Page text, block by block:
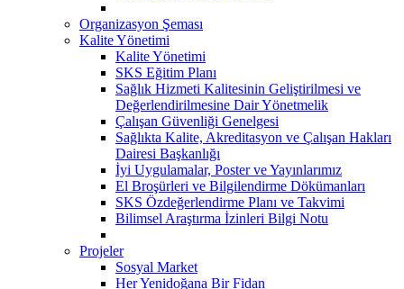
Organizasyon Şeması
Kalite Yönetimi
Kalite Yönetimi
SKS Eğitim Planı
Sağlık Hizmeti Kalitesinin Geliştirilmesi ve
Değerlendirilmesine Dair Yönetmelik
Çalışan Güvenliği Genelgesi
Sağlıkta Kalite, Akreditasyon ve Çalışan Hakları
Dairesi Başkanlığı
İyi Uygulamalar, Poster ve Yayınlarımız
El Broşürleri ve Bilgilendirme Dökümanları
SKS Özdeğerlendirme Planı ve Takvimi
Bilimsel Araştırma İzinleri Bilgi Notu
Projeler
Sosyal Market
Her Yenidoğana Bir Fidan